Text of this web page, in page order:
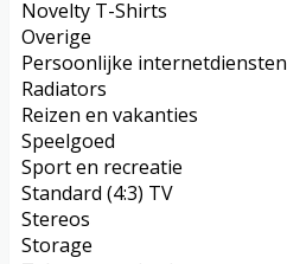
Novelty T-Shirts
Overige
Persoonlijke internetdiensten
Radiators
Reizen en vakanties
Speelgoed
Sport en recreatie
Standard (4:3) TV
Stereos
Storage